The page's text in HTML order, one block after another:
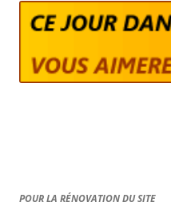
POUR LA RÉNOVATION DU SITE